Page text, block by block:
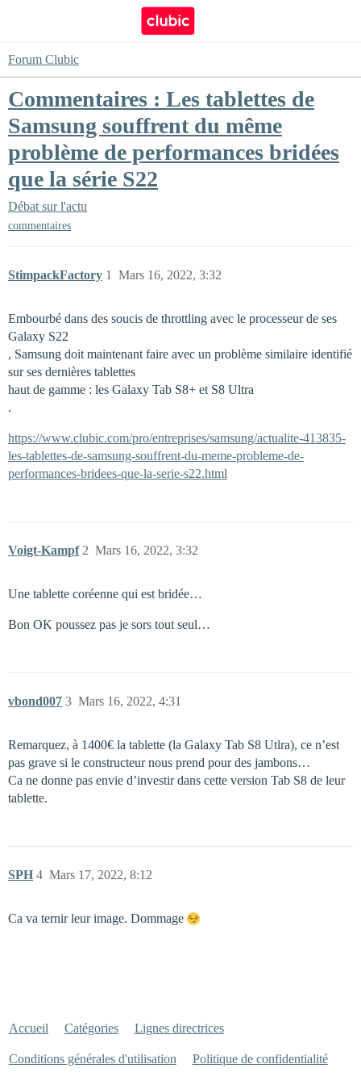
Forum Clubic
Commentaires : Les tablettes de
Samsung souffrent du même
problème de performances bridées
que la série S22
Débat sur l'actu
commentaires
StimpackFactory Mars 16, 2022, 3:32
1
Embourbé dans des soucis de throttling avec le processeur de ses
Galaxy S22
, Samsung doit maintenant faire avec un problème similaire identifié
sur ses dernières tablettes
haut de gamme : les Galaxy Tab S8+ et S8 Ultra
.
https://www.clubic.com/pro/entreprises/samsung/actualite-413835-
les-tablettes-de-samsung-souffrent-du-meme-probleme-de-
performances-bridees-que-la-serie-s22.html
Voigt-Kampf Mars 16, 2022, 3:32
2
Une tablette coréenne qui est bridée…
Bon OK poussez pas je sors tout seul…
vbond007 Mars 16, 2022, 4:31
3
Remarquez, à 1400€ la tablette (la Galaxy Tab S8 Utlra), ce n’est
pas grave si le constructeur nous prend pour des jambons…
Ca ne donne pas envie d’investir dans cette version Tab S8 de leur
tablette.
SPH Mars 17, 2022, 8:12
4
Ca va ternir leur image. Dommage
Accueil Catégories Lignes directrices
Conditions générales d'utilisation Politique de confidentialité